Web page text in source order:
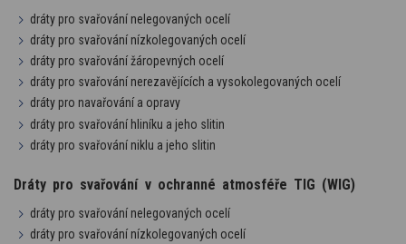
dráty pro svařování nelegovaných ocelí
dráty pro svařování nízkolegovaných ocelí
dráty pro svařování žáropevných ocelí
dráty pro svařování nerezavějících a vysokolegovaných ocelí
dráty pro navařování a opravy
dráty pro svařování hliníku a jeho slitin
dráty pro svařování niklu a jeho slitin
Dráty pro svařování v ochranné atmosféře TIG (WIG)
dráty pro svařování nelegovaných ocelí
dráty pro svařování nízkolegovaných ocelí